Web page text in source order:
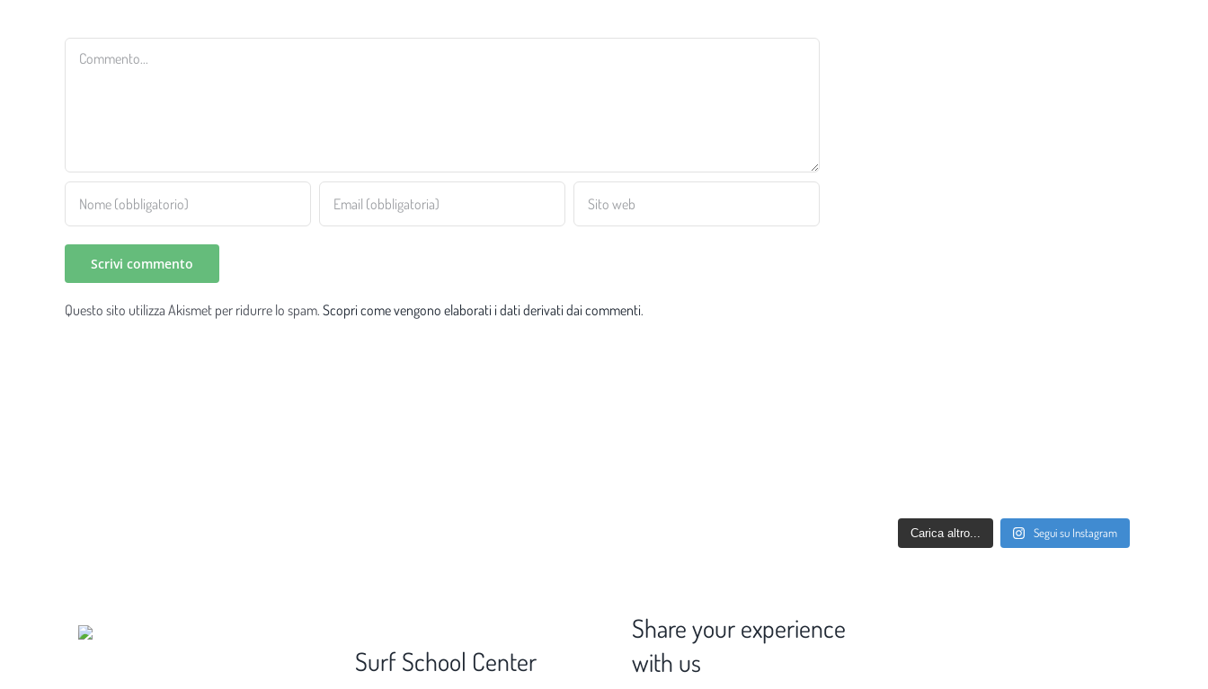
Commento
Questo sito utilizza Akismet per ridurre lo spam. Scopri come vengono elaborati i dati derivati dai commenti.
Carica altro... Segui su Instagram
Surf School Center
Share your experience
with us